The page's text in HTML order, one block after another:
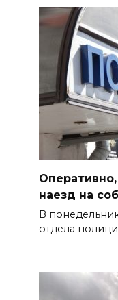
наезд на
В
отдела